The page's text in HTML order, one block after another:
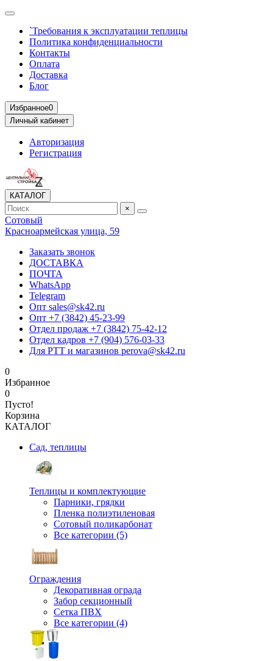
`Требования к эксплуатации теплицы
Политика конфиденциальности
Контакты
Оплата
Доставка
Блог
Избранное0
Личный кабинет
Авторизация
Регистрация
КАТАЛОГ
×
Сотовый
Красноармейская улица, 59
Заказать звонок
ДОСТАВКА
ПОЧТА
WhatsApp
Telegram
Опт sales@sk42.ru
Опт +7 (3842) 45-23-99
Отдел продаж +7 (3842) 75-42-12
Отдел кадров +7 (904) 576-03-33
Для РТТ и магазинов perova@sk42.ru
0
Избранное
0
Пусто!
Корзина
КАТАЛОГ
Сад, теплицы
Теплицы и комплектующие
Парники, грядки
Пленка полиэтиленовая
Сотовый поликарбонат
Все категории (5)
Ограждения
Декоративная ограда
Забор секционный
Сетка ПВХ
Все категории (4)